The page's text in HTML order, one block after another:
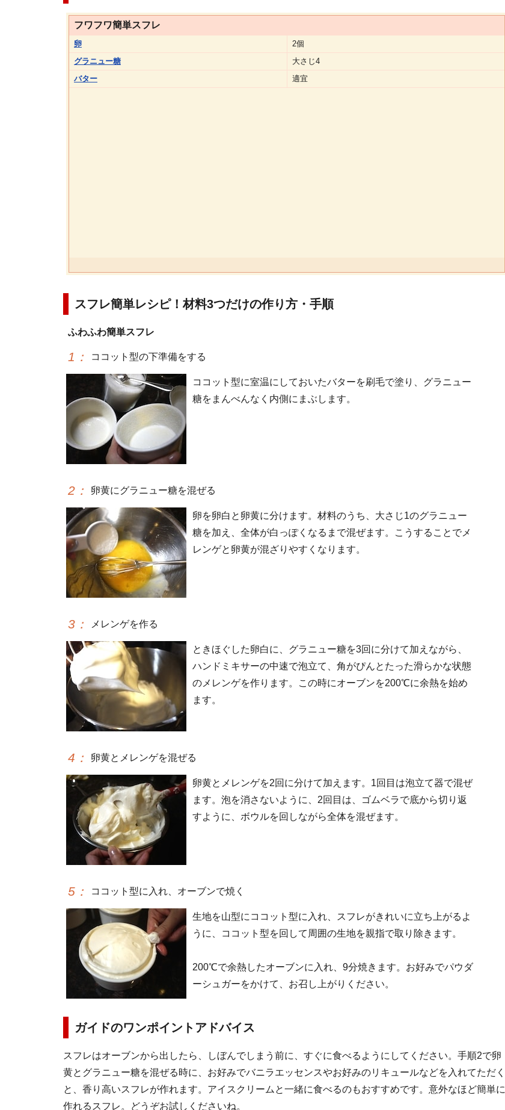
フワフワ簡単スフレ
卵
2個
グラニュー糖
大さじ4
バター
適宜
スフレ簡単レシピ！材料3つだけの作り方・手順
ふわふわ簡単スフレ
1 ： ココット型の下準備をする
ココット型に室温にしておいたバターを刷毛で塗り、グラニュー
糖をまんべんなく内側にまぶします。
2 ： 卵黄にグラニュー糖を混ぜる
卵を卵白と卵黄に分けます。材料のうち、大さじ1のグラニュー
糖を加え、全体が白っぽくなるまで混ぜます。こうすることでメ
レンゲと卵黄が混ざりやすくなります。
3 ： メレンゲを作る
ときほぐした卵白に、グラニュー糖を3回に分けて加えながら、
ハンドミキサーの中速で泡立て、角がぴんとたった滑らかな状態
のメレンゲを作ります。この時にオーブンを200℃に余熱を始め
ます。
4 ： 卵黄とメレンゲを混ぜる
卵黄とメレンゲを2回に分けて加えます。1回目は泡立て器で混ぜ
ます。泡を消さないように、2回目は、ゴムベラで底から切り返
すように、ボウルを回しながら全体を混ぜます。
5 ： ココット型に入れ、オーブンで焼く
生地を山型にココット型に入れ、スフレがきれいに立ち上がるよ
うに、ココット型を回して周囲の生地を親指で取り除きます。
200℃で余熱したオーブンに入れ、9分焼きます。お好みでパウダ
ーシュガーをかけて、お召し上がりください。
ガイドのワンポイントアドバイス
スフレはオーブンから出したら、しぼんでしまう前に、すぐに食べるようにしてください。手順2で卵
黄とグラニュー糖を混ぜる時に、お好みでバニラエッセンスやお好みのリキュールなどを入れてただく
と、香り高いスフレが作れます。アイスクリームと一緒に食べるのもおすすめです。意外なほど簡単に
作れるスフレ。どうぞお試しくださいね。